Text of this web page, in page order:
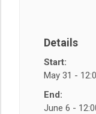
Details
Start:
May 31 -
End:
June 6 -